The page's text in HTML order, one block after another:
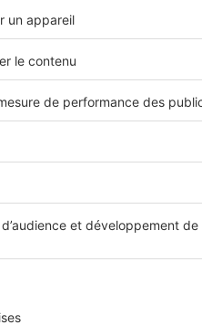
du tissu, c’est-à-dire à
un
grammage compris